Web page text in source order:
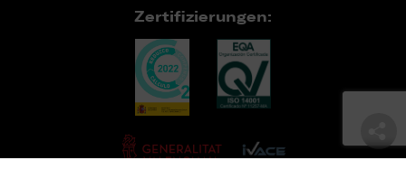
Zertifizierungen: